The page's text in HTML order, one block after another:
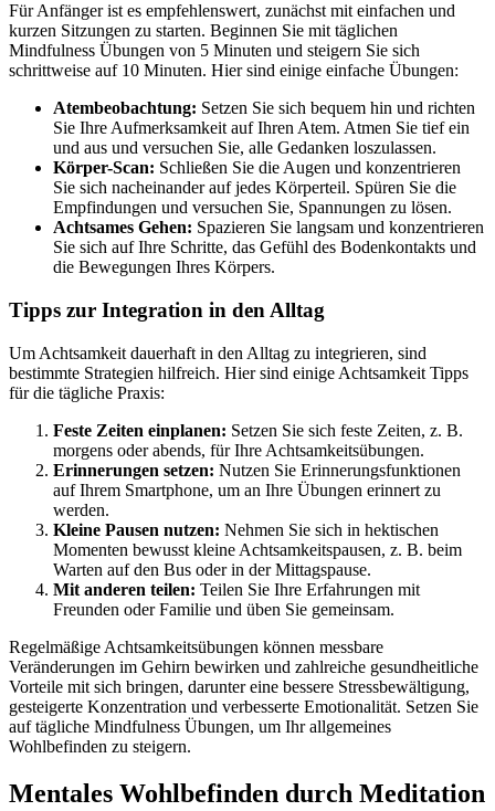
Für Anfänger ist es empfehlenswert, zunächst mit einfachen und
kurzen Sitzungen zu starten. Beginnen Sie mit täglichen
Mindfulness Übungen von 5 Minuten und steigern Sie sich
schrittweise auf 10 Minuten. Hier sind einige einfache Übungen:
Atembeobachtung: Setzen Sie sich bequem hin und richten
Sie Ihre Aufmerksamkeit auf Ihren Atem. Atmen Sie tief ein
und aus und versuchen Sie, alle Gedanken loszulassen.
Körper-Scan: Schließen Sie die Augen und konzentrieren
Sie sich nacheinander auf jedes Körperteil. Spüren Sie die
Empfindungen und versuchen Sie, Spannungen zu lösen.
Achtsames Gehen: Spazieren Sie langsam und konzentrieren
Sie sich auf Ihre Schritte, das Gefühl des Bodenkontakts und
die Bewegungen Ihres Körpers.
Tipps zur Integration in den Alltag
Um Achtsamkeit dauerhaft in den Alltag zu integrieren, sind
bestimmte Strategien hilfreich. Hier sind einige Achtsamkeit Tipps
für die tägliche Praxis:
Feste Zeiten einplanen: Setzen Sie sich feste Zeiten, z. B.
morgens oder abends, für Ihre Achtsamkeitsübungen.
Erinnerungen setzen: Nutzen Sie Erinnerungsfunktionen
auf Ihrem Smartphone, um an Ihre Übungen erinnert zu
werden.
Kleine Pausen nutzen: Nehmen Sie sich in hektischen
Momenten bewusst kleine Achtsamkeitspausen, z. B. beim
Warten auf den Bus oder in der Mittagspause.
Mit anderen teilen: Teilen Sie Ihre Erfahrungen mit
Freunden oder Familie und üben Sie gemeinsam.
Regelmäßige Achtsamkeitsübungen können messbare
Veränderungen im Gehirn bewirken und zahlreiche gesundheitliche
Vorteile mit sich bringen, darunter eine bessere Stressbewältigung,
gesteigerte Konzentration und verbesserte Emotionalität. Setzen Sie
auf tägliche Mindfulness Übungen, um Ihr allgemeines
Wohlbefinden zu steigern.
Mentales Wohlbefinden durch Meditation